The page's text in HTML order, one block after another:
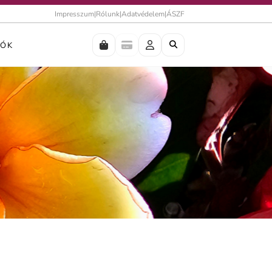
Impresszum|Rólunk|Adatvédelem|ÁSZF